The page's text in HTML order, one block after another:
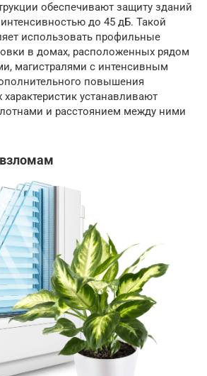
обеспечивают защиту зданий
до 45 дБ. Такой
использовать профильные
в домах, расположенных рядом
магистралями с интенсивным
повышения
устанавливают
и расстоянием между ними
взломам